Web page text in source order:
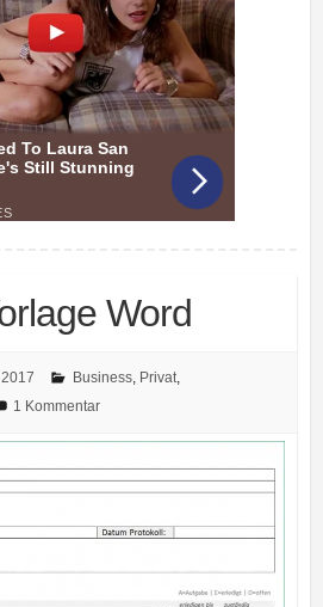
Word
Business, Privat,
1 Kommentar